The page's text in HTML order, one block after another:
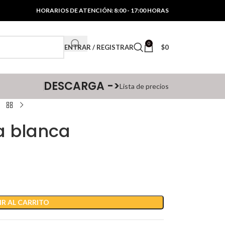
HORARIOS DE ATENCIÓN: 8:00 - 17:00 HORAS
ENTRAR / REGISTRAR 0 $0
DESCARGA ->Lista de precios
blanca
AL CARRITO